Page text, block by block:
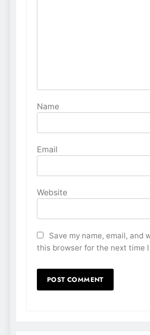
Name
Email
Website
Save my name, email, and
this browser for the next time